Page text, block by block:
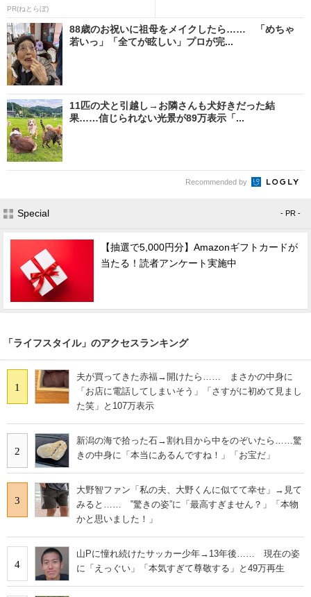
PR(ねとらぼ)
88歳のお祝いに祖母をメイクしたら…… 「めちゃ
若いっ」「全てが眩しい」プロが完...
11匹の犬と引越し→お隣さんも犬好きだった結
果……信じられない光景が89万表示「...
Recommended by
Special - PR -
【抽選で5,000円分】Amazonギフトカードが
当たる！読者アンケート実施中
「ライフスタイル」のアクセスランキング
1
夫が買ってきた赤福→開けたら…… まさかの中身に
「お店に電話してしまいそう」「さすがに初めて見まし
た笑」と107万表示
2
新潟の海で拾った石→割れ目から中をのぞいたら……驚
きの中身に「本当にあるんですね！」「お宝だ」
3
大野智ファン「私の夫、大野くんに似てて幸せ」→見て
みると…… ‟驚きの姿”に「最高すぎません？」「本物
かと思いました！」
4
山Pに憧れ続けたサッカー少年→13年後…… 現在の姿
に「えっぐい」「本気すぎて尊敬する」と49万再生